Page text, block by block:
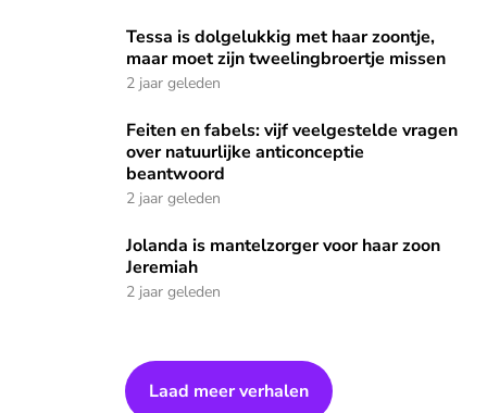
Tessa is dolgelukkig met haar zoontje, maar moet zijn
Tessa is dolgelukkig met haar zoontje,
maar moet zijn tweelingbroertje missen
2 jaar geleden
Feiten en fabels: vijf veelgestelde vragen over natuurlijke
Feiten en fabels: vijf veelgestelde vragen
over natuurlijke anticonceptie
beantwoord
2 jaar geleden
Jolanda is mantelzorger voor haar zoon Jeremiah
Jolanda is mantelzorger voor haar zoon
Jeremiah
2 jaar geleden
Laad meer verhalen